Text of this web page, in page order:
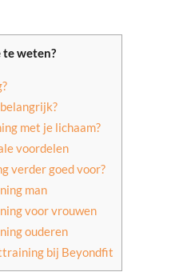
weten?
met je lichaam?
voordelen
verder goed voor?
man
voor vrouwen
ouderen
bij Beyondfit